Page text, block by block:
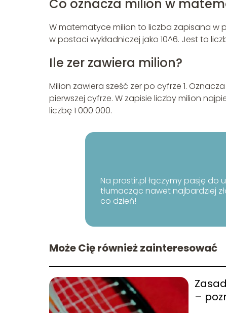
Co oznacza milion w
W matematyce milion to liczba zapisana w
w postaci wykładniczej jako 10^6. Jest to
Ile zer zawiera milion?
Milion zawiera sześć zer po cyfrze 1.
pierwszej cyfrze. W zapisie liczby milion
liczbę 1 000 000.
Na prostir.pl łączymy pasję do
tłumacząc nawet najbardziej
co dzień!
Może Cię również zainteresować
–